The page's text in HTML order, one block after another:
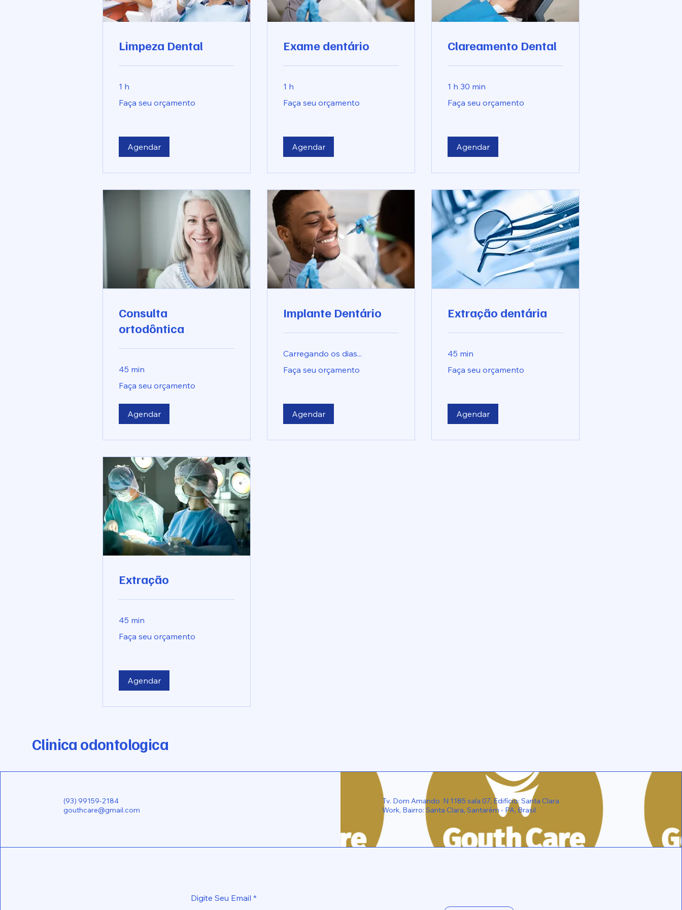
Limpeza Dental
1 h
seu
orçamento
Faça seu orçamento
Agendar
Exame dentário
1 h
seu
orçamento
Faça seu orçamento
Agendar
Clareamento Dental
1 h 30 min
seu
orçamento
Faça seu orçamento
Agendar
Consulta
ortodôntica
45 min
seu
orçamento
Faça seu orçamento
Agendar
Implante Dentário
Carregando os dias...
seu
orçamento
Faça seu orçamento
Agendar
Extração dentária
45 min
seu
orçamento
Faça seu orçamento
Agendar
Extração
45 min
seu
orçamento
Faça seu orçamento
Agendar
Clinica odontologica
(93) 99159-2184
gouthcare@gmail.com
Tv. Dom Amando N 1185 sala 07, Edifício: Santa Clara
Work, Bairro: Santa Clara, Santarém - PA, Brasil
Digite Seu Email